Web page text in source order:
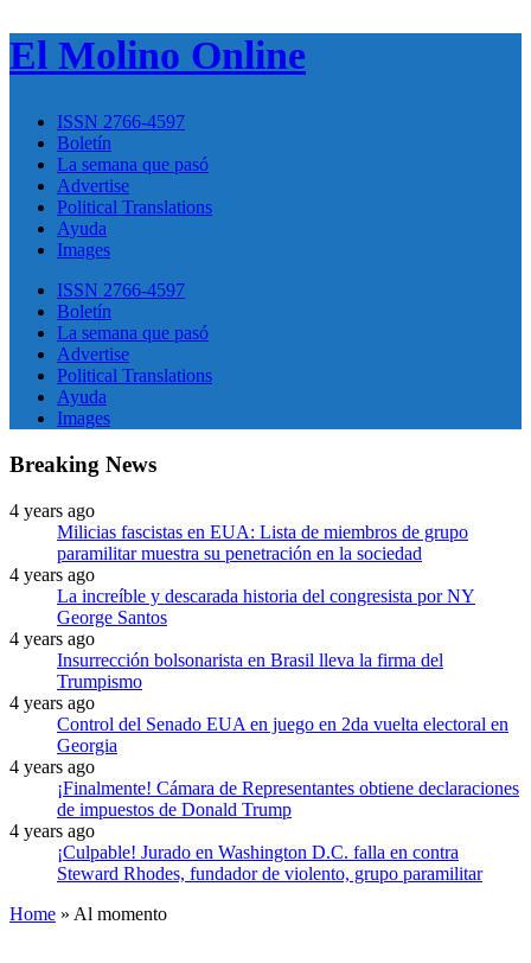
El Molino Online
ISSN 2766-4597
Boletín
La semana que pasó
Advertise
Political Translations
Ayuda
Images
ISSN 2766-4597
Boletín
La semana que pasó
Advertise
Political Translations
Ayuda
Images
Breaking News
4 years ago
Milicias fascistas en EUA: Lista de miembros de grupo
paramilitar muestra su penetración en la sociedad
4 years ago
La increíble y descarada historia del congresista por NY
George Santos
4 years ago
Insurrección bolsonarista en Brasil lleva la firma del
Trumpismo
4 years ago
Control del Senado EUA en juego en 2da vuelta electoral en
Georgia
4 years ago
¡Finalmente! Cámara de Representantes obtiene declaraciones
de impuestos de Donald Trump
4 years ago
¡Culpable! Jurado en Washington D.C. falla en contra
Steward Rhodes, fundador de violento, grupo paramilitar
Home » Al momento